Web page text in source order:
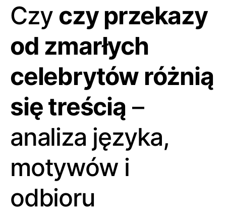
Czy czy przekazy
od zmarłych
celebrytów różnią
się treścią –
analiza języka,
motywów i
odbioru